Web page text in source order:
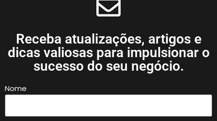
Receba atualizações, artigos e
dicas valiosas para impulsionar o
sucesso do seu negócio.
Nome